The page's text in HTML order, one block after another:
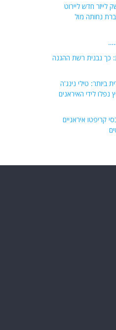
לייזר חדש ליירוט
נחותה מול
כך נבנית רשת ההגנה
ביותר: טילי נינג'ה
נפלו לידי האיראנים
קריפטו איראניים